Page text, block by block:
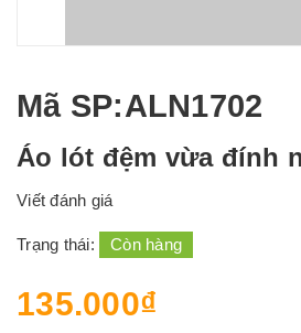
Mã SP:ALN1702
Áo lót đệm vừa đính
Viết đánh giá
Trạng thái: Còn hàng
135.000₫